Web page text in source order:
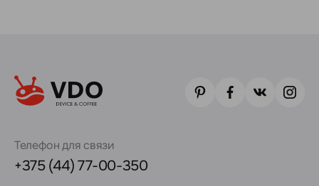
Телефон для связи
+375 (44) 77-00-350